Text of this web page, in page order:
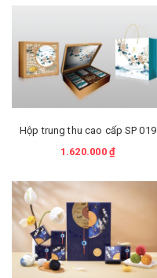
Hộp trung thu cao cấp SP 019
1.620.000 ₫